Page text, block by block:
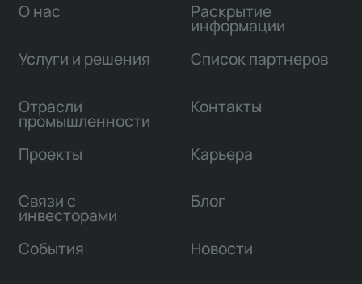
О нас
Услуги и решения
Отрасли
промышленности
Проекты
Связи с
инвесторами
Раскрытие
информации
Список партнеров
Контакты
Карьера
Блог
События Новости